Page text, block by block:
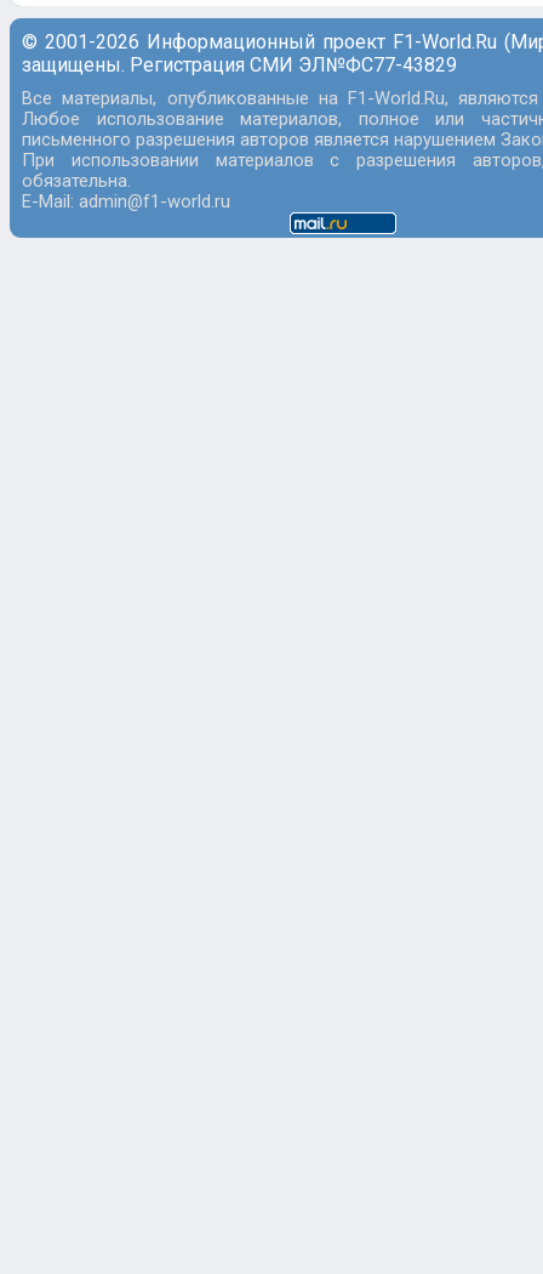
© 2001-2026 Информационный проект F1-World.Ru
защищены. Регистрация СМИ ЭЛ№ФС77-43829
Все материалы, опубликованные на F1-World.Ru,
Любое использование материалов, полное или
письменного разрешения авторов является нарушением
При использовании материалов с разрешения
обязательна.
E-Mail: admin@f1-world.ru